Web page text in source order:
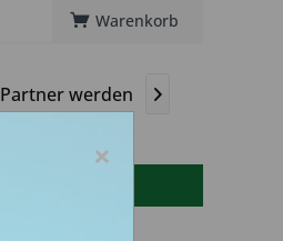
Warenkorb
Partner werden 
×